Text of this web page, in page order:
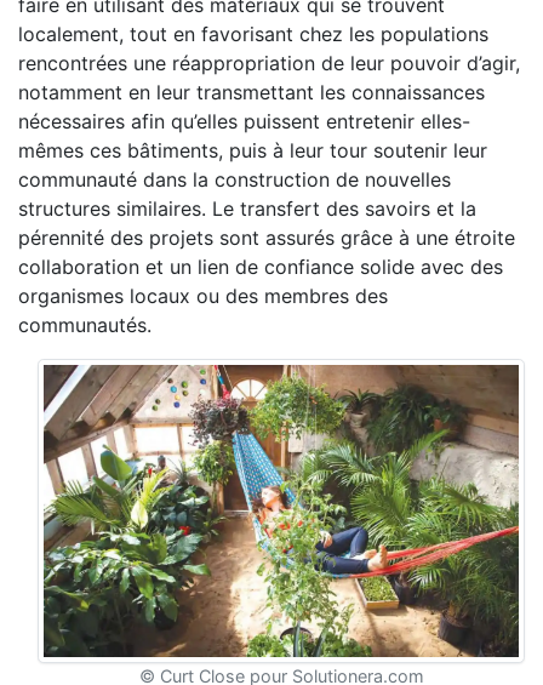
faire en utilisant des matériaux qui se trouvent
localement, tout en favorisant chez les populations
rencontrées une réappropriation de leur pouvoir d’agir,
notamment en leur transmettant les connaissances
nécessaires afin qu’elles puissent entretenir elles-
mêmes ces bâtiments, puis à leur tour soutenir leur
communauté dans la construction de nouvelles
structures similaires. Le transfert des savoirs et la
pérennité des projets sont assurés grâce à une étroite
collaboration et un lien de confiance solide avec des
organismes locaux ou des membres des
communautés.
© Curt Close pour Solutionera.com